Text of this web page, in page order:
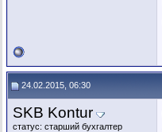
24.02.2015, 06:30
SKB Kontur
статус: старший бухгалтер